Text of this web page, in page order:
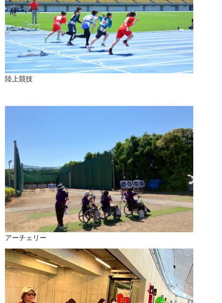
陸上競技
アーチェリー